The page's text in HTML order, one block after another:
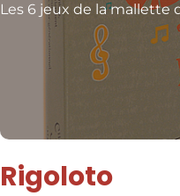
Les 6 jeux de la mallette
Rigoloto